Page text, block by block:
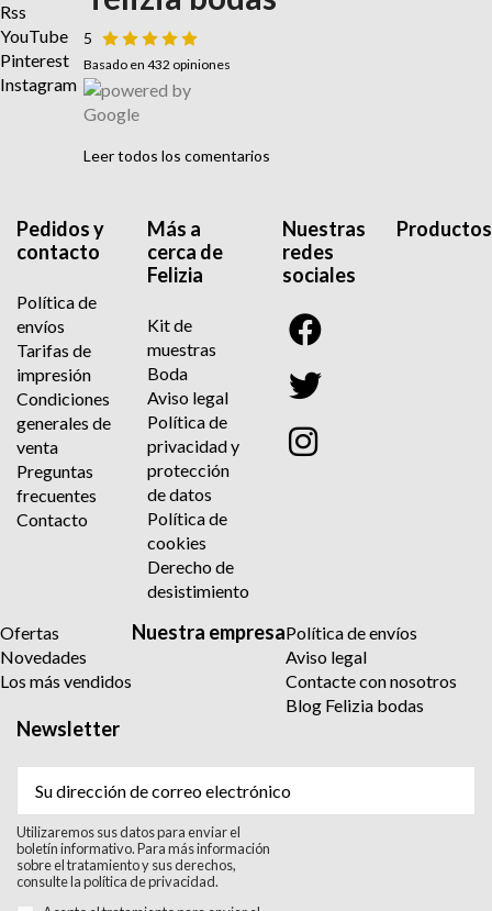
Rss
YouTube
Pinterest
Instagram
5
Basado en 432 opiniones
Leer todos los comentarios
Pedidos y
contacto
Política de
envíos
Tarifas de
impresión
Condiciones
generales de
venta
Preguntas
frecuentes
Contacto
Más a
cerca de
Felizia
Kit de
muestras
Boda
Aviso legal
Política de
privacidad y
protección
de datos
Política de
cookies
Derecho de
desistimiento
Nuestras
redes
sociales
Productos
Ofertas
Novedades
Los más vendidos
Nuestra empresaPolítica de envíos
Aviso legal
Contacte con nosotros
Blog Felizia bodas
Newsletter
Utilizaremos sus datos para enviar el
boletín informativo. Para más información
sobre el tratamiento y sus derechos,
consulte la política de privacidad.